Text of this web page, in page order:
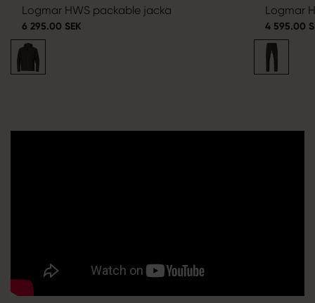
Logmar HWS packable jacka
6 295.00 SEK
Logmar
4 595.00